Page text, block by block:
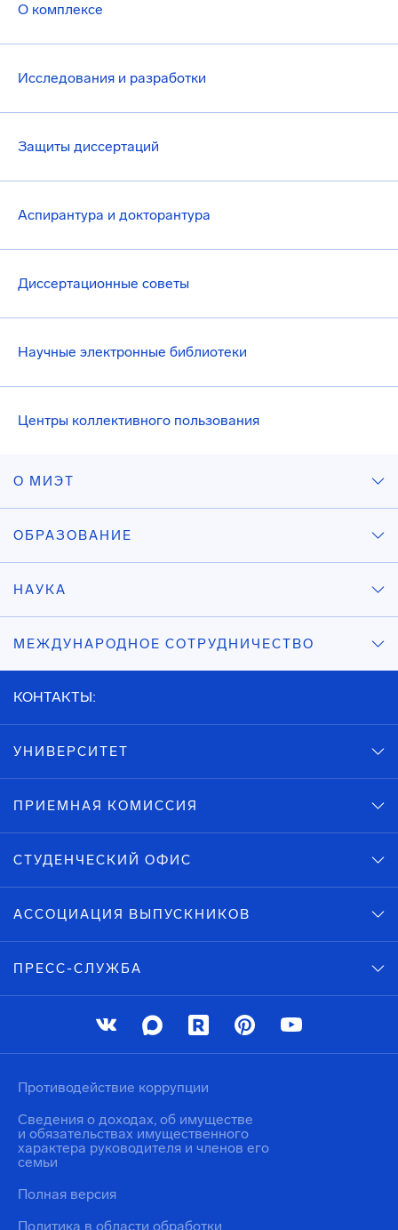
О комплексе
Исследования и разработки
Защиты диссертаций
Аспирантура и докторантура
Диссертационные советы
Научные электронные библиотеки
Центры коллективного пользования
О МИЭТ
ОБРАЗОВАНИЕ
НАУКА
МЕЖДУНАРОДНОЕ СОТРУДНИЧЕСТВО
КОНТАКТЫ:
УНИВЕРСИТЕТ
ПРИЕМНАЯ КОМИССИЯ
СТУДЕНЧЕСКИЙ ОФИС
АССОЦИАЦИЯ ВЫПУСКНИКОВ
ПРЕСС-СЛУЖБА
Политика в области обработки
Противодействие коррупции
Сведения о доходах, об имуществе
и обязательствах имущественного
характера руководителя и членов его
семьи
Полная версия